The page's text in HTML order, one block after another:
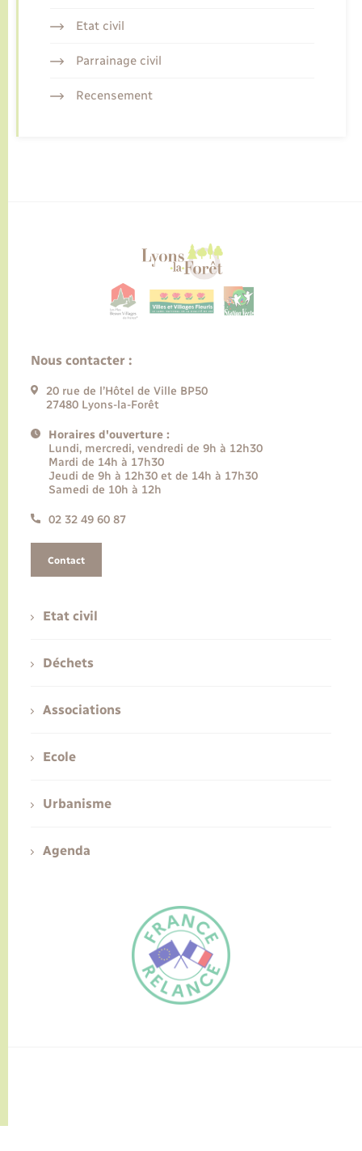
FR
Etat civil
Parrainage civil
Recensement
Nous contacter :
20 rue de l’Hôtel de Ville BP50
27480 Lyons-la-Forêt
Horaires d'ouverture :
Lundi, mercredi, vendredi de 9h à 12h30
Mardi de 14h à 17h30
Jeudi de 9h à 12h30 et de 14h à 17h30
Samedi de 10h à 12h
02 32 49 60 87
Contact
Etat civil
Déchets
Associations
Ecole
Urbanisme
Agenda